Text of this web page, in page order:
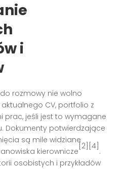
i
rozmowy nie wolno
CV, portfolio z
prac, jeśli jest to wymagane
Dokumenty potwierdzające
są mile widziane
kierownicze
[2][4]
.
osobistych i przykładów